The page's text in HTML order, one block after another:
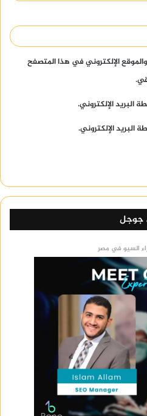
الإلكتروني في هذا المتصفح
البريد الإلكتروني.
البريد الإلكتروني.
جوجل
السيو في مصر